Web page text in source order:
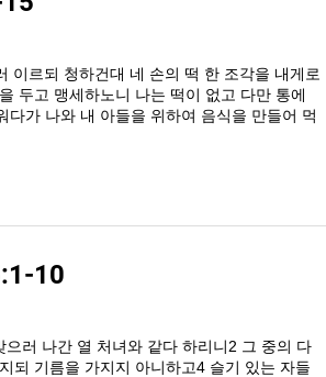
이르되 청하건대 네 손의 떡 한 조각을 내게로
두고 맹세하노니 나는 떡이 없고 다만 통에
가 나와 내 아들을 위하여 음식을 만들어 먹
10
러 나간 열 처녀와 같다 하리니2 그 중의 다
되 기름을 가지지 아니하고4 슬기 있는 자들